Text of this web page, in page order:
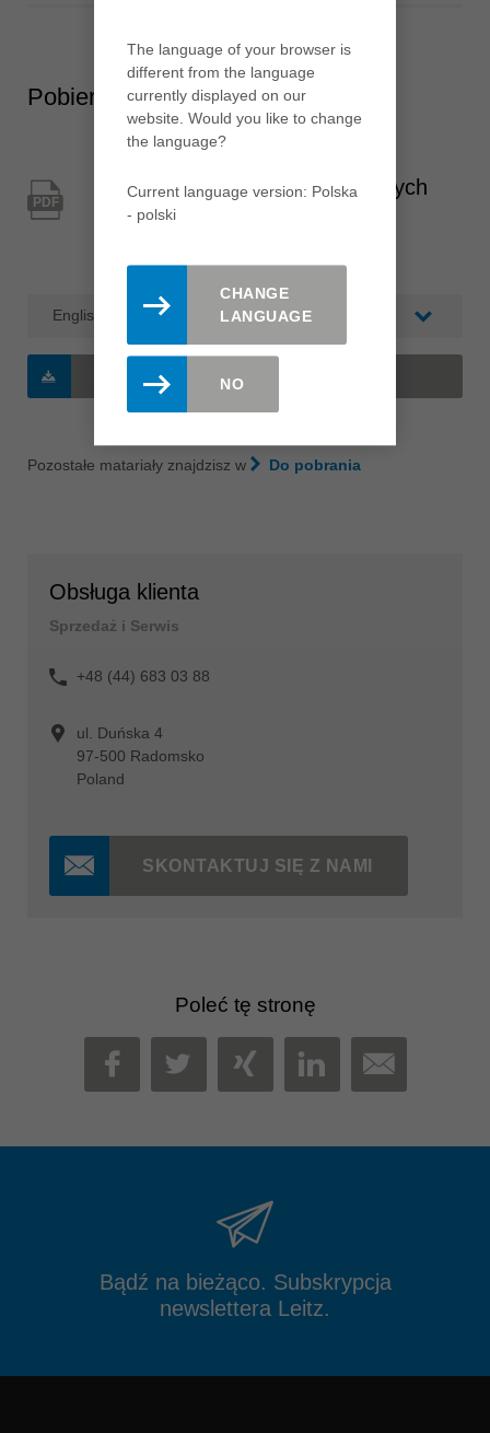
Pobierz
PDF
Okna, drzwi zewnętrzne z
aluminium i tworzyw sztucznych
Rodzaj: Leitz Leksykon / Katalog
POBIERANIE (2 MB/PDF)
Pozostałe matariały znajdzisz w Do pobrania
Obsługa klienta
Sprzedaż i Serwis
+48 (44) 683 03 88
ul. Duńska 4
97-500 Radomsko
Poland
SKONTAKTUJ SIĘ Z NAMI
Poleć tę stronę
FACEBOOK
TWITTER
XINGLINKEDIN
MAIL
Bądź na bieżąco. Subskrypcja
newslettera Leitz.
The language of your browser is
different from the language
currently displayed on our
website. Would you like to change
the language?
Current language version: Polska
- polski
CHANGE
LANGUAGE
NO